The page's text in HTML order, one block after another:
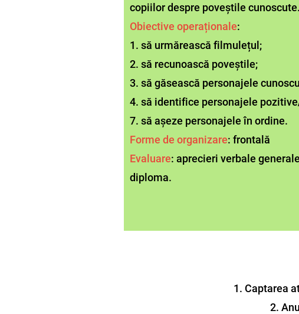
copiilor despre poveștile cunoscute.
Obiective operaționale:
1. să urmărească filmulețul;
2. să recunoască poveștile;
3. să găsească personajele
4. să identifice personajele
7. să așeze personajele în ordine.
Forme de organizare: frontală
Evaluare: aprecieri verbale
diploma.
1. Captarea
2.